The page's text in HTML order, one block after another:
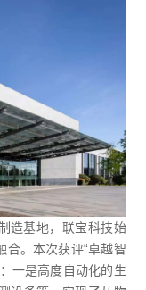
造基地，联宝科技始
合。本次获评“卓越智
一是高度自动化的生